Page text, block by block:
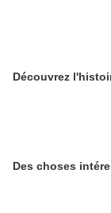
Découvrez
Des choses